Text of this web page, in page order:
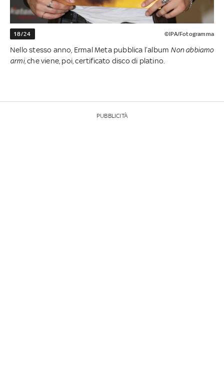
18/24 ©IPA/Fotogramma
Nello stesso anno, Ermal Meta pubblica l’album Non abbiamo
armi, che viene, poi, certificato disco di platino.
PUBBLICITÀ